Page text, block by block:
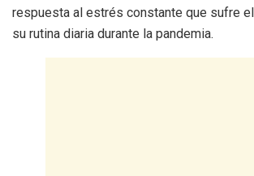
respuesta al estrés constante que sufre
su rutina diaria durante la pandemia.